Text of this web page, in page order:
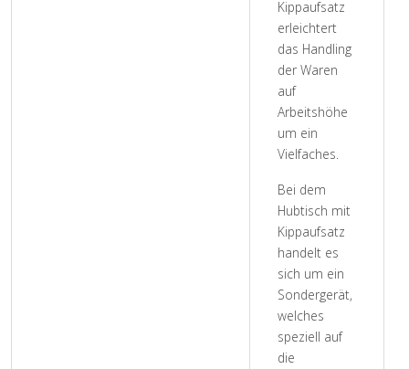
Kippaufsatz
erleichtert
das Handling
der Waren
auf
Arbeitshöhe
um ein
Vielfaches.
Bei dem
Hubtisch mit
Kippaufsatz
handelt es
sich um ein
Sondergerät,
welches
speziell auf
die